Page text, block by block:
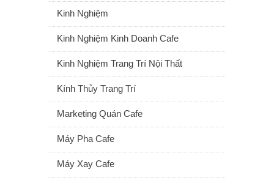
Kinh Nghiệm
Kinh Nghiệm Kinh Doanh Cafe
Kinh Nghiệm Trang Trí Nội Thất
Kính Thủy Trang Trí
Marketing Quán Cafe
Máy Pha Cafe
Máy Xay Cafe